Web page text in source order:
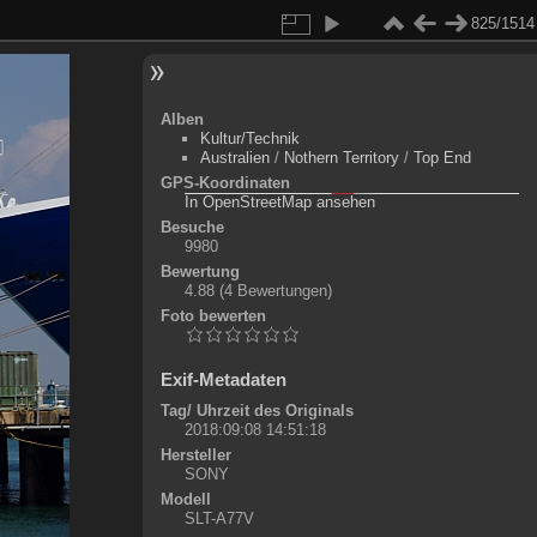
825/1514
Alben
Kultur/Technik
Australien/ Nothern Territory/ Top End
GPS-Koordinaten
+
-
©
In OpenStreetMap ansehen
Besuche
9980
Bewertung
4.88 (4 Bewertungen)
Foto bewerten
Exif-Metadaten
Tag/ Uhrzeit des Originals
2018:09:08 14:51:18
Hersteller
SONY
Modell
SLT-A77V